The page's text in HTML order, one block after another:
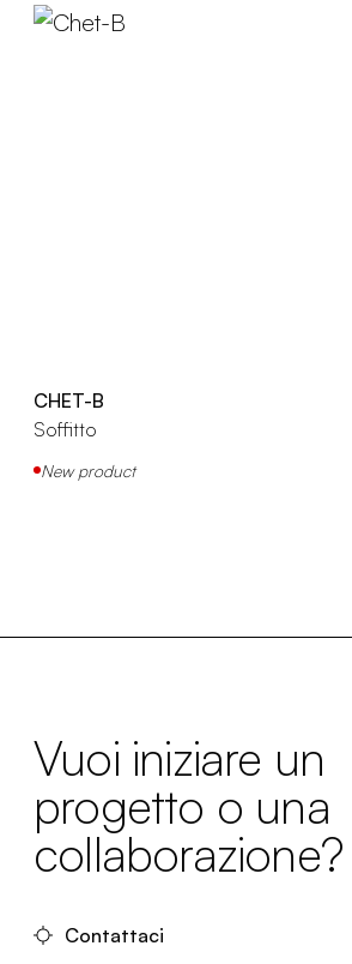
CHET-B
Soffitto
New product
Vuoi iniziare un
progetto o una
collaborazione?
Contattaci